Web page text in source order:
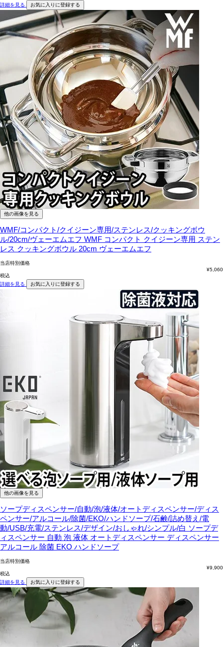
詳細を見る
お気に入りに登録する
他の画像を見る
WMF/コンパクト/クイジーン専用/ステンレス/クッキングボウ
ル/20cm/ヴェーエムエフ WMF コンパクト クイジーン専用 ステン
レス クッキングボウル 20cm ヴェーエムエフ
当店特別価格
¥5,060
税込
詳細を見る
お気に入りに登録する
他の画像を見る
ソープディスペンサー/自動/泡/液体/オートディスペンサー/ディス
ペンサー/アルコール/除菌/EKO/ハンドソープ/石鹸/詰め替え/電
動/USB/充電/ステンレス/デザイン/おしゃれ/シンプル/白 ソープデ
ィスペンサー 自動 泡 液体 オートディスペンサー ディスペンサー
アルコール 除菌 EKO ハンドソープ
当店特別価格
¥9,900
税込
詳細を見る
お気に入りに登録する